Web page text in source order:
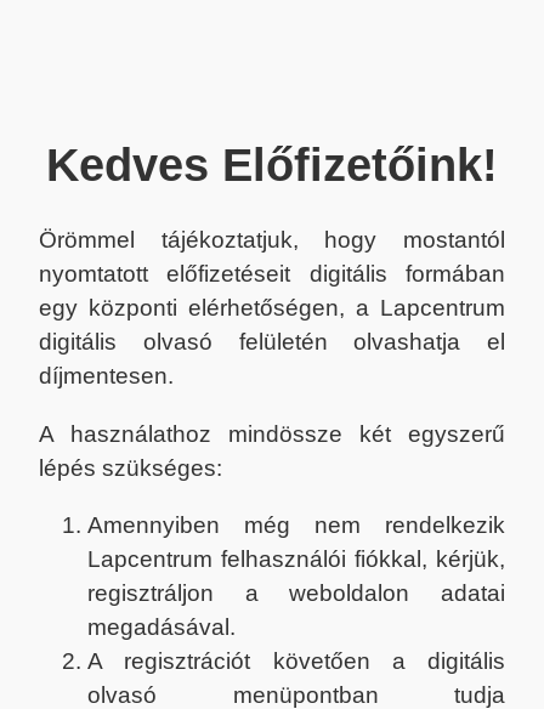
Kedves Előfizetőink!
Örömmel tájékoztatjuk, hogy mostantól
nyomtatott előfizetéseit digitális formában
egy központi elérhetőségen, a Lapcentrum
digitális olvasó felületén olvashatja el
díjmentesen.
A használathoz mindössze két egyszerű
lépés szükséges:
Amennyiben még nem rendelkezik
Lapcentrum felhasználói fiókkal, kérjük,
regisztráljon a weboldalon adatai
megadásával.
A regisztrációt követően a digitális
olvasó menüpontban tudja